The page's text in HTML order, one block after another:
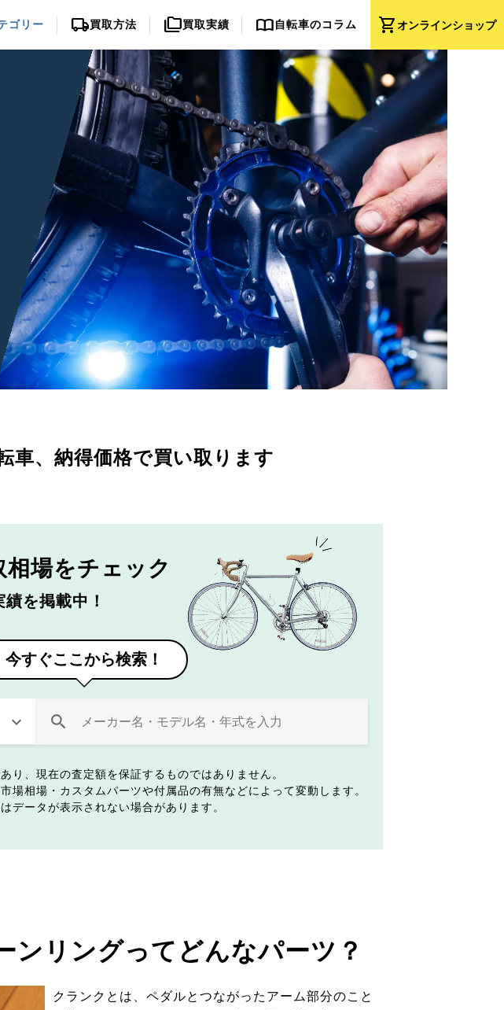
shopping_cartオンラインショップ
ゴリー local_shipping買取方法 folder_copy買取実績 import_contacts自転車のコラム
車、 納得価格で買い取ります
相場をチェック
を掲載中！
今すぐここから検索！
り、現在の査定額を保証するものではありません。
場相場・カスタムパーツや付属品の有無などによって変動します。
データが表示されない場合があります。
ンリングってどんなパーツ？
クランクとは、ペダルとつながったアーム部分のこと